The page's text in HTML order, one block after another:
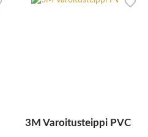
3M Varoitusteippi PVC